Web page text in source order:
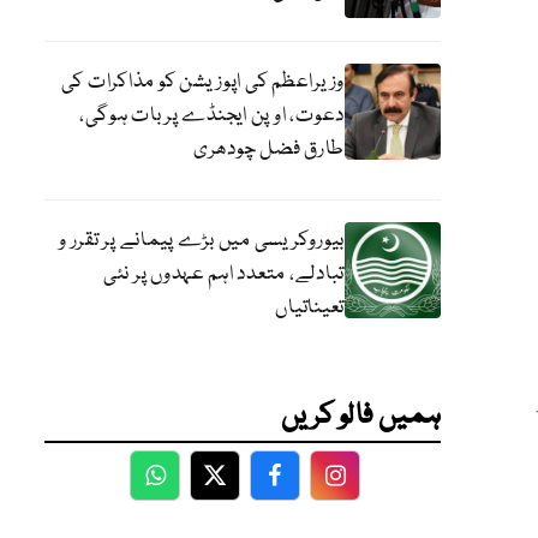
وزیراعظم کی اپوزیشن کو مذاکرات کی
دعوت، اوپن ایجنڈے پر بات ہوگی،
طارق فضل چودھری
بیوروکریسی میں بڑے پیمانے پر تقرر و
تبادلے، متعدد اہم عہدوں پر نئی
تعیناتیاں
ہمیں فالو کریں
WhatsApp
TwitterFacebookFacebook